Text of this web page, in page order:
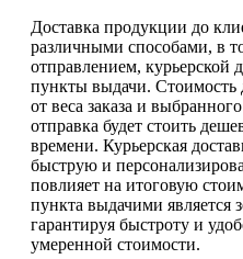
Доставка продукции до
различными способами, в
отправлением, курьерской
пункты выдачи. Стоимость
от веса заказа и
отправка будет стоить
времени. Курьерская
быструю и
повлияет на итоговую
пункта выдачими является
гарантируя быстроту и
умеренной стоимости.